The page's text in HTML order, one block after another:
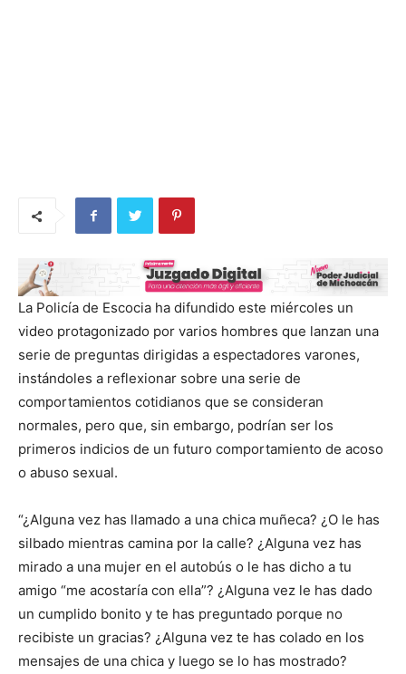
La Policía de Escocia ha difundido este miércoles un
video protagonizado por varios hombres que lanzan una
serie de preguntas dirigidas a espectadores varones,
instándoles a reflexionar sobre una serie de
comportamientos cotidianos que se consideran
normales, pero que, sin embargo, podrían ser los
primeros indicios de un futuro comportamiento de acoso
o abuso sexual.
“¿Alguna vez has llamado a una chica muñeca? ¿O le has
silbado mientras camina por la calle? ¿Alguna vez has
mirado a una mujer en el autobús o le has dicho a tu
amigo “me acostaría con ella”? ¿Alguna vez le has dado
un cumplido bonito y te has preguntado porque no
recibiste un gracias? ¿Alguna vez te has colado en los
mensajes de una chica y luego se lo has mostrado?